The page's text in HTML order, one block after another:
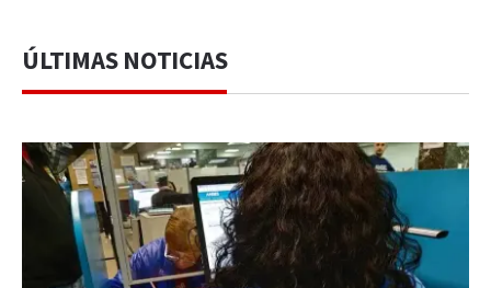
ÚLTIMAS NOTICIAS